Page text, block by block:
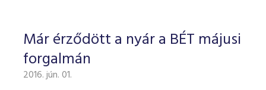
Jelzáloglevél indexek
Vállalati kötvény indexek
Azonnali Piac
Részvények
Származékos piac
Részvény szekció
Hitelpapír szekció
BÉT szabályzatok
Befektetővédelem
Alkalmazott díjstruktúra
Elszámolás
Részvény és vállalati kötvény tőzsdei bevezetését
program
BÉT Xtend - Részvénypiac egyszerűen
TŐZSDETAGOK
Tőzsdetagok, üzletkötők
VENDOROK
Már érződött a nyár a BÉT májusi
forgalmán
2016. jún. 01.